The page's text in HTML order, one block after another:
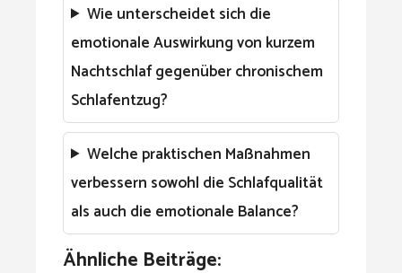
Wie unterscheidet sich die
emotionale Auswirkung von kurzem
Nachtschlaf gegenüber chronischem
Schlafentzug?
Welche praktischen Maßnahmen
verbessern sowohl die Schlafqualität
als auch die emotionale Balance?
Ähnliche Beiträge: